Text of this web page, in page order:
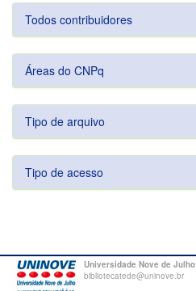
Todos contribuidores
Áreas do CNPq
Tipo de arquivo
Tipo de acesso
Universidade Nove de Julho
bibliotecatede@uninove.br